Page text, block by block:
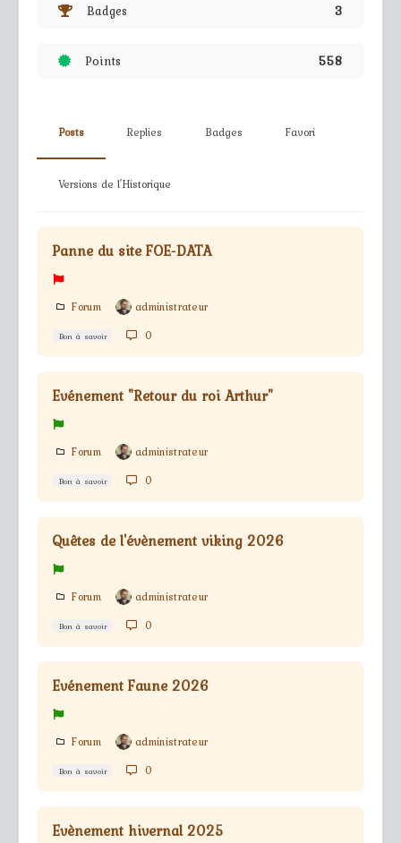
Badges 3
Points 558
Posts Replies Badges Favori
Versions de l'Historique
Panne du site FOE-DATA
Forum administrateur
Bon à savoir 0
Evénement "Retour du roi Arthur"
Forum administrateur
Bon à savoir 0
Quêtes de l'évènement viking 2026
Forum administrateur
Bon à savoir 0
Evénement Faune 2026
Forum administrateur
Bon à savoir 0
Evènement hivernal 2025